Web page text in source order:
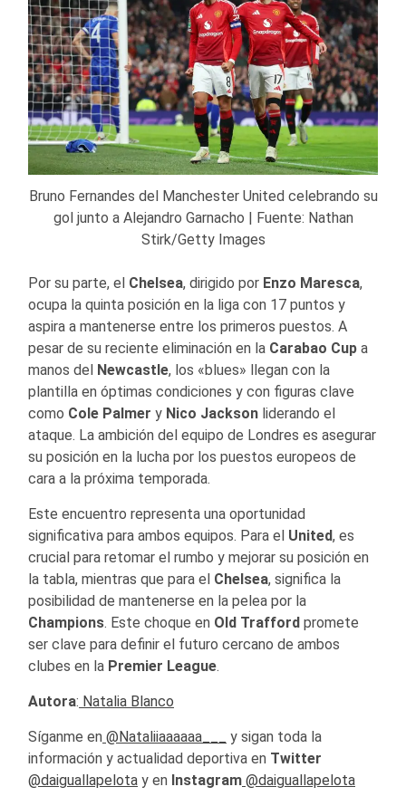
Bruno Fernandes del Manchester United celebrando su
gol junto a Alejandro Garnacho | Fuente: Nathan
Stirk/Getty Images
Por su parte, el Chelsea, dirigido por Enzo Maresca,
ocupa la quinta posición en la liga con 17 puntos y
aspira a mantenerse entre los primeros puestos. A
pesar de su reciente eliminación en la Carabao Cup a
manos del
Newcastle, los «blues» llegan con la
plantilla en óptimas condiciones y con figuras clave
como Cole Palmer y Nico Jackson liderando el
ataque. La ambición del equipo de Londres es asegurar
su posición en la lucha por los puestos europeos de
cara a la próxima temporada.
Este encuentro representa una oportunidad
significativa para ambos equipos. Para el United, es
crucial para retomar el rumbo y mejorar su posición en
la tabla, mientras que para el Chelsea, significa la
posibilidad de mantenerse en la pelea por la
Champions. Este choque en Old Trafford promete
ser clave para definir el futuro cercano de ambos
clubes en la Premier League.
Autora: Natalia Blanco
Síganme en @Nataliiaaaaaa___
y sigan toda la
información y actualidad deportiva en Twitter
@daiguallapelota y en Instagram @daiguallapelota